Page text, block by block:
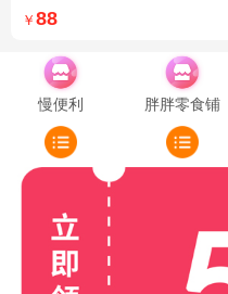
外套 XXL 加绒 5XL 灰色加绒
￥ 88
慢便利 胖胖零食铺